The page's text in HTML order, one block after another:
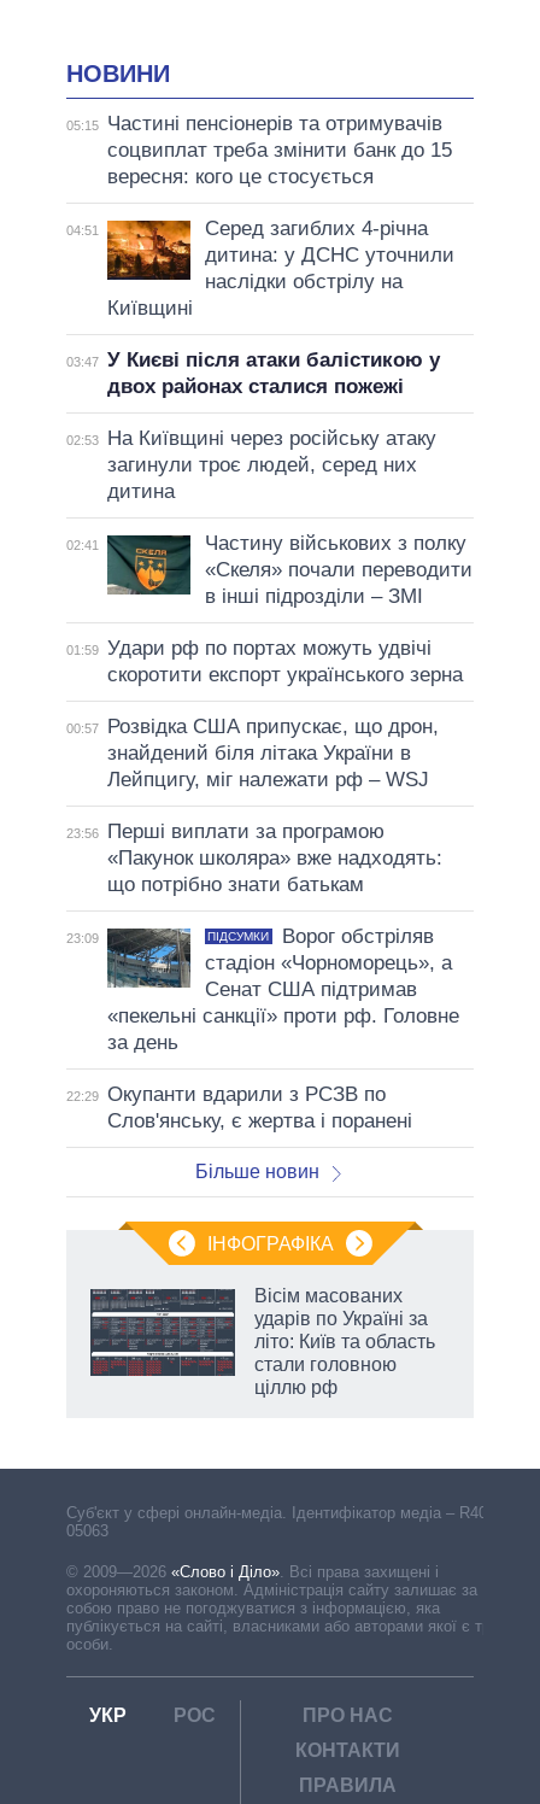
НОВИНИ
05:15
Частині пенсіонерів та отримувачів
соцвиплат треба змінити банк до 15
вересня: кого це стосується
04:51
Серед загиблих 4-річна
дитина: у ДСНС уточнили
наслідки обстрілу на
Київщині
03:47 У Києві після атаки балістикою у
двох районах сталися пожежі
02:53
На Київщині через російську атаку
загинули троє людей, серед них
дитина
02:41
Частину військових з полку
«Скеля» почали переводити
в інші підрозділи – ЗМІ
01:59 Удари рф по портах можуть удвічі
скоротити експорт українського зерна
00:57
Розвідка США припускає, що дрон,
знайдений біля літака України в
Лейпцигу, міг належати рф – WSJ
23:56
Перші виплати за програмою
«Пакунок школяра» вже надходять:
що потрібно знати батькам
23:09 ПІДСУМКИ
Ворог обстріляв
стадіон «Чорноморець», а
Сенат США підтримав
«пекельні санкції» проти рф. Головне
за день
22:29 Окупанти вдарили з РСЗВ по
Слов'янську, є жертва і поранені
Більше новин
ІНФОГРАФІКА
Вісім масованих
ударів по Україні за
літо: Київ та область
стали головною
ціллю рф
Cуб'єкт у сфері онлайн-медіа. Ідентифікатор медіа – R40-
05063
© 2009—2026 «Слово і Діло»
Всі права захищені і
охороняються законом. Адміністрація сайту залишає за
собою право не погоджуватися з інформацією, яка
публікується на сайті, власниками або авторами якої є треті
особи.
УКР РОС
ПРО НАС
КОНТАКТИ
ПРАВИЛА